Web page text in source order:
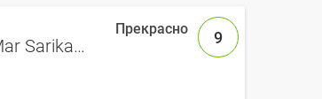
9
Ekinata Grand Toprak Hotel (Ce-Mar Sarikamis Toprak Hotel)